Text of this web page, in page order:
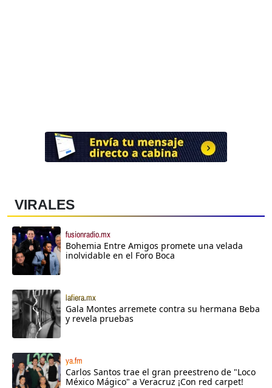
VIRALES
fusionradio.mx
Bohemia Entre Amigos promete una velada
inolvidable en el Foro Boca
lafiera.mx
Gala Montes arremete contra su hermana Beba
y revela pruebas
ya.fm
Carlos Santos trae el gran preestreno de "Loco
México Mágico" a Veracruz ¡Con red carpet!